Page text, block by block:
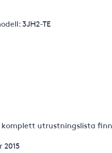
3JH2-TE
utrustningslista
sömmar